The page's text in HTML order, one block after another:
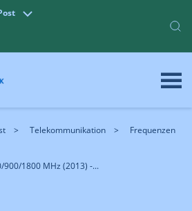
Telekommunikation
Frequenzen
1800 MHz (2013) -...